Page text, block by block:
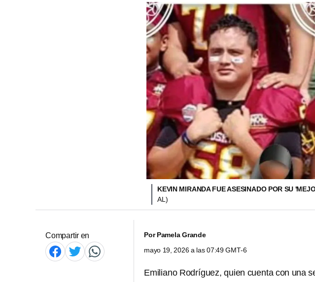
KEVIN MIRANDA FUE ASESINADO POR SU
AL)
Compartir en PorPamela Grande
mayo 19, 2026 a las 07:49 GMT-6
Emiliano Rodríguez, quien cuenta con una